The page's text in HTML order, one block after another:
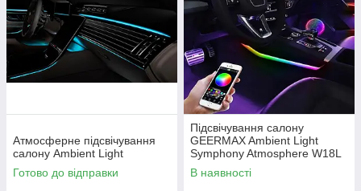
Атмосферне підсвічування
салону Ambient Light
Готово до відправки
Підсвічування салону
GEERMAX Ambient Light
Symphony Atmosphere W18L
В наявності